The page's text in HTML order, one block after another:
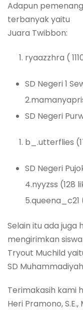
Adapun
terbanyak yaitu
Juara Twibbon:
ryaazzhra (
SD Negeri 1
SD Negeri
b_.utterflies
SD Negeri
4.nyyzss (128
5.queena_c21
Selain itu ada juga
mengirimkan
Tryout Muchild
SD
Terimakasih kami
Heri Pramono,